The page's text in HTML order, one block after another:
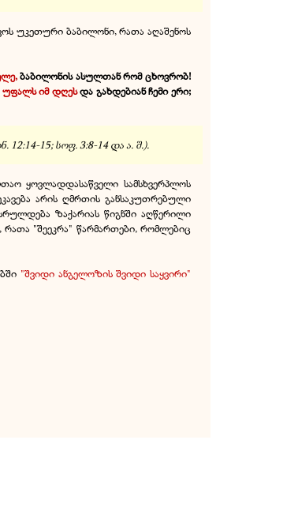
უკეთური ბაბილონი, რათა აღაშენოს
ბაბილონის ასულთან რომ ცხოვრობ!
უფალს იმ დღესდა გახდებიან ჩემი ერი;
15; სოფ. 3:8-14 და ა. შ.).
ყოვლადდასაწველი სამსხვერპლოს
არის ღმრთის განსაკუთრებული
ზაქარიას წიგნში აღწერილი
"შეეკრა" წარმართები, რომლებიც
"შვიდი ანგელოზის შვიდი საყვირი"